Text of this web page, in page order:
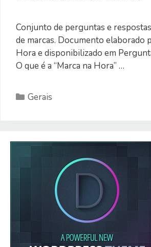
Conjunto de perguntas e
de marcas. Documento elaborado
Hora e disponibilizado em
O que é a “Marca na Hora” …
Categorias
Gerais